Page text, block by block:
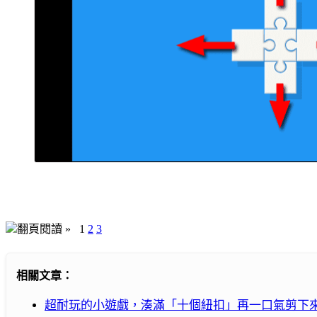
翻頁閱讀 » 1 2 3
相關文章：
超耐玩的小遊戲，湊滿「十個紐扣」再一口氣剪下